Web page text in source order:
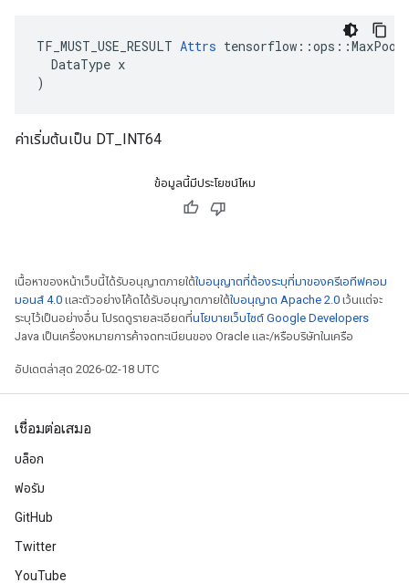
TF_MUST_USE_RESULT Attrs
  DataType x
)
ค่าเริ่มต้นเป็น DT_INT64
ข้อมูลนี้มีประโยชน์ไหม
เนื้อหาของหน้าเว็บนี้ได้รับอนุญาตภายใต้ใบอนุญาตที่ต้องระบุที่มาของครีเอทีฟคอม
มอนส์ 4.0 และตัวอย่างโค้ดได้รับอนุญาตภายใต้ใบอนุญาต Apache 2.0 เว้นแต่จะ
ระบุไว้เป็นอย่างอื่น โปรดดูรายละเอียดที่นโยบายเว็บไซต์ Google Developers
Java เป็นเครื่องหมายการค้าจดทะเบียนของ Oracle และ/หรือบริษัทในเครือ
อัปเดตล่าสุด 2026-02-18 UTC
เชื่อมต่อเสมอ
บล็อก
ฟอรัม
GitHub
Twitter
YouTube